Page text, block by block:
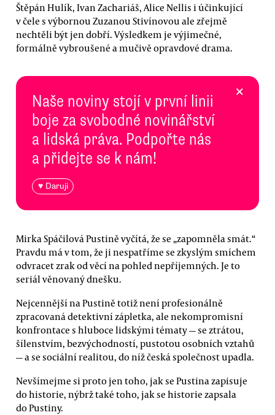
Štěpán Hulík, Ivan Zachariáš, Alice Nellis i účinkující
v čele s výbornou Zuzanou Stivínovou ale zřejmě
nechtěli být jen dobří. Výsledkem je výjimečné,
formálně vybroušené a mučivě opravdové drama.
Naše noviny stojí v první linii
boje za svobodné novinářství
a lidská práva. Podpořte nás
a přidejte se k nám!
♥ Daruji
×
Mirka Spáčilová Pustině vyčítá, že se „zapomněla smát.“
Pravdu má v tom, že ji nespatříme se zkyslým smíchem
odvracet zrak od věcí na pohled nepříjemných. Je to
seriál věnovaný dnešku.
Nejcennější na Pustině totiž není profesionálně
zpracovaná detektivní zápletka, ale nekompromisní
konfrontace s hluboce lidskými tématy — se ztrátou,
šílenstvím, bezvýchodností, pustotou osobních vztahů
— a se sociální realitou, do níž česká společnost upadla.
Nevšímejme si proto jen toho, jak se Pustina zapisuje
do historie, nýbrž také toho, jak se historie zapsala
do Pustiny.